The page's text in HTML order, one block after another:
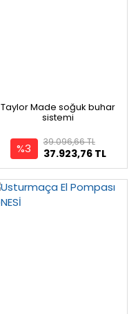
Taylor Made soğuk buhar
sistemi
%3 37.923,76 TL
39.096,66 TL